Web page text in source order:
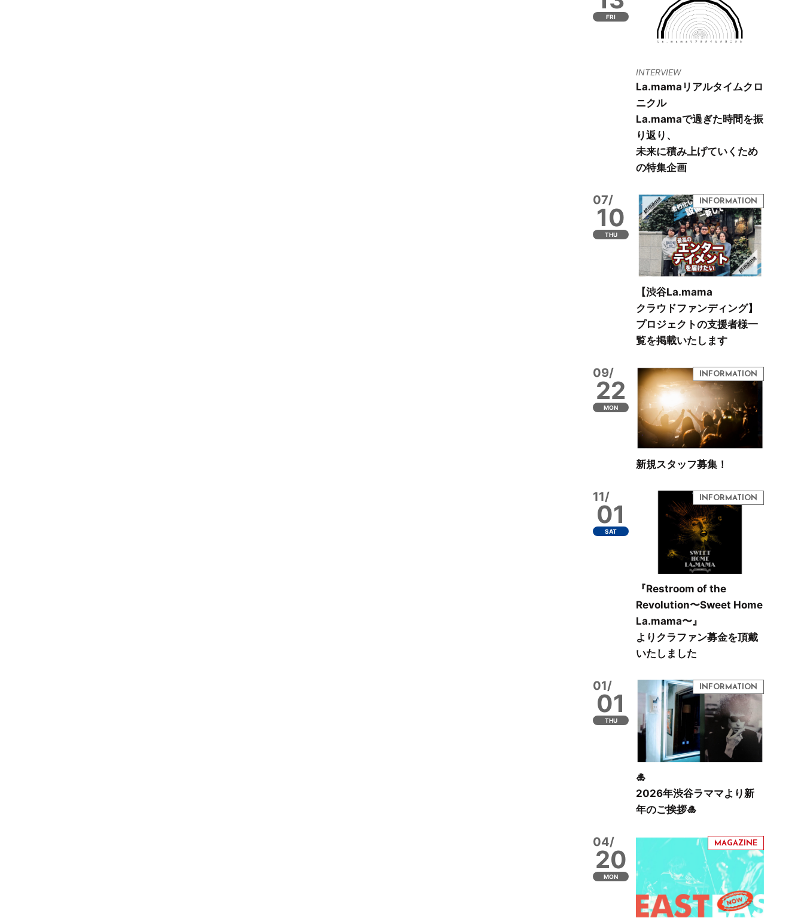
FRI
INTERVIEW
La.mamaリアルタイムクロ
ニクル
La.mamaで過ぎた時間を振
り返り、
未来に積み上げていくため
の特集企画
07/
10
THU
【渋谷La.mama
クラウドファンディング】
プロジェクトの支援者様一
覧を掲載いたします
09/
22
MON
新規スタッフ募集！
11/
01
SAT
『Restroom of the
Revolution〜Sweet Home
La.mama〜』
よりクラファン募金を頂戴
いたしました
01/
01
THU
🎍
2026年渋谷ラママより新
年のご挨拶🎍
04/
20
MON